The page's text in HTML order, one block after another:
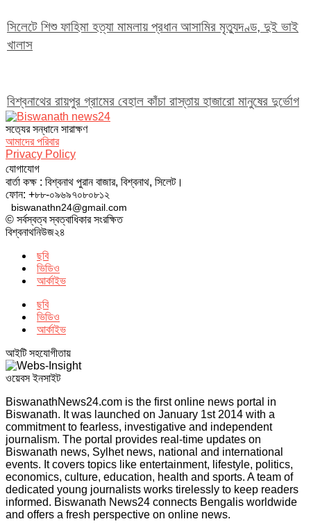
সিলেটে শিশু ফাহিমা হত্যা মামলায় প্রধান আসামির মৃত্যুদণ্ড, দুই ভাই
খালাস
বিশ্বনাথের রায়পুর গ্রামের বেহাল কাঁচা রাস্তায় হাজারো মানুষের দুর্ভোগ
সত‌্যের সন্ধানে সারাক্ষণ
আমাদের পরিবার
Privacy Policy
যোগাযোগ
বার্তা কক্ষ : বিশ্বনাথ পুরান বাজার, বিশ্বনাথ, সিলেট।
ফোন: +৮৮-০৯৬৯৭০৮০৮১২
biswanathn24@gmail.com
© সর্বস্বত্ব স্বত্বাধিকার সংরক্ষিত
বিশ্বনাথনিউজ২৪
ছবি
ভিডিও
আর্কাইভ
ছবি
ভিডিও
আর্কাইভ
আইটি সহযোগীতায়
ওয়েবস ইনসাইট
BiswanathNews24.com is the first online news portal in
Biswanath. It was launched on January 1st 2014 with a
commitment to fearless, investigative and independent
journalism. The portal provides real-time updates on
Biswanath news, Sylhet news, national and international
events. It covers topics like entertainment, lifestyle, politics,
economics, culture, education, health and sports. A team of
dedicated young journalists works tirelessly to keep readers
informed. Biswanath News24 connects Bengalis worldwide
and offers a fresh perspective on online news.